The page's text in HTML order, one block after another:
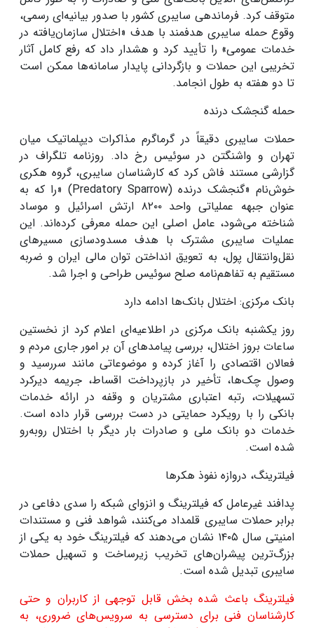
متوقف کرد. فرماندهی سایبری کشور با صدور بیانیه‌ای رسمی،
وقوع حمله سایبری هدفمند با هدف «اختلال سازمان‌یافته در
خدمات عمومی» را تأیید کرد و هشدار داد که رفع کامل آثار
تخریبی این حملات و بازگردانی پایدار سامانه‌ها ممکن است
تا دو هفته به طول انجامد.
حمله گنجشک درنده
حملات سایبری دقیقاً در گرماگرم مذاکرات دیپلماتیک میان
تهران و واشنگتن در سوئیس رخ داد. روزنامه تلگراف در
گزارشی مستند فاش کرد که کارشناسان سایبری، گروه هکری
خوش‌نام «گنجشک درنده » (Predatory Sparrow)را که به
عنوان جبهه عملیاتی واحد۸۲۰۰ ارتش اسرائیل و موساد
شناخته می‌شود، عامل اصلی این حمله معرفی کرده‌اند. این
عملیات سایبری مشترک با هدف مسدودسازی مسیرهای
نقل‌وانتقال پول، به تعویق انداختن توان مالی ایران و ضربه
مستقیم به تفاهم‌نامه صلح سوئیس طراحی و اجرا شد.
بانک مرکزی: اختلال بانک‌ها ادامه دارد
روز یکشنبه بانک مرکزی در اطلاعیه‌ای اعلام کرد از نخستین
ساعات بروز اختلال، بررسی پیامدهای آن بر امور جاری مردم و
فعالان اقتصادی را آغاز کرده و موضوعاتی مانند سررسید و
وصول چک‌ها، تأخیر در بازپرداخت اقساط، جریمه دیرکرد
تسهیلات، رتبه اعتباری مشتریان و وقفه در ارائه خدمات
بانکی را با رویکرد حمایتی در دست بررسی قرار داده است.
خدمات دو بانک ملی و صادرات بار دیگر با اختلال روبه‌رو
شده است.
فیلترینگ، دروازه نفوذ هکرها
پدافند غیرعامل که فیلترینگ و انزوای شبکه را سدی دفاعی در
برابر حملات سایبری قلمداد می‌کنند، شواهد فنی و مستندات
امنیتی سال ۱۴۰۵ نشان می‌دهند که فیلترینگ خود به یکی از
بزرگ‌ترین پیشران‌های تخریب زیرساخت و تسهیل حملات
سایبری تبدیل شده است.
فیلترینگ باعث شده بخش قابل توجهی از کاربران و حتی
کارشناسان فنی برای دسترسی به سرویس‌های ضروری، به